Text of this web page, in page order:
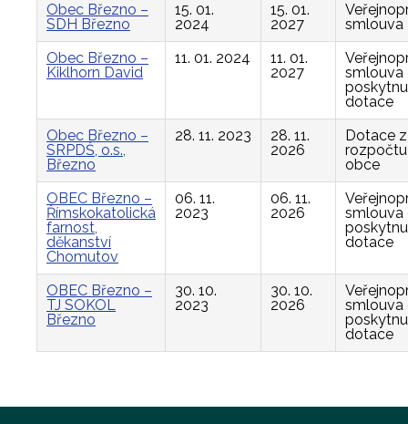
Obec Březno –
SDH Březno
15. 01.
2024
15. 01.
2027
smlouva
Obec Březno –
Kiklhorn David
11. 01. 2024
11. 01.
2027
smlouva
dotace
Obec Březno –
SRPDŠ, o.s.,
Březno
28. 11. 2023
28. 11.
2026
Dotace z
rozpočtu
obce
OBEC Březno –
Římskokatolická
farnost,
děkanství
Chomutov
06. 11.
2023
06. 11.
2026
smlouva
dotace
OBEC Březno –
TJ SOKOL
Březno
30. 10.
2023
30. 10.
2026
smlouva
dotace